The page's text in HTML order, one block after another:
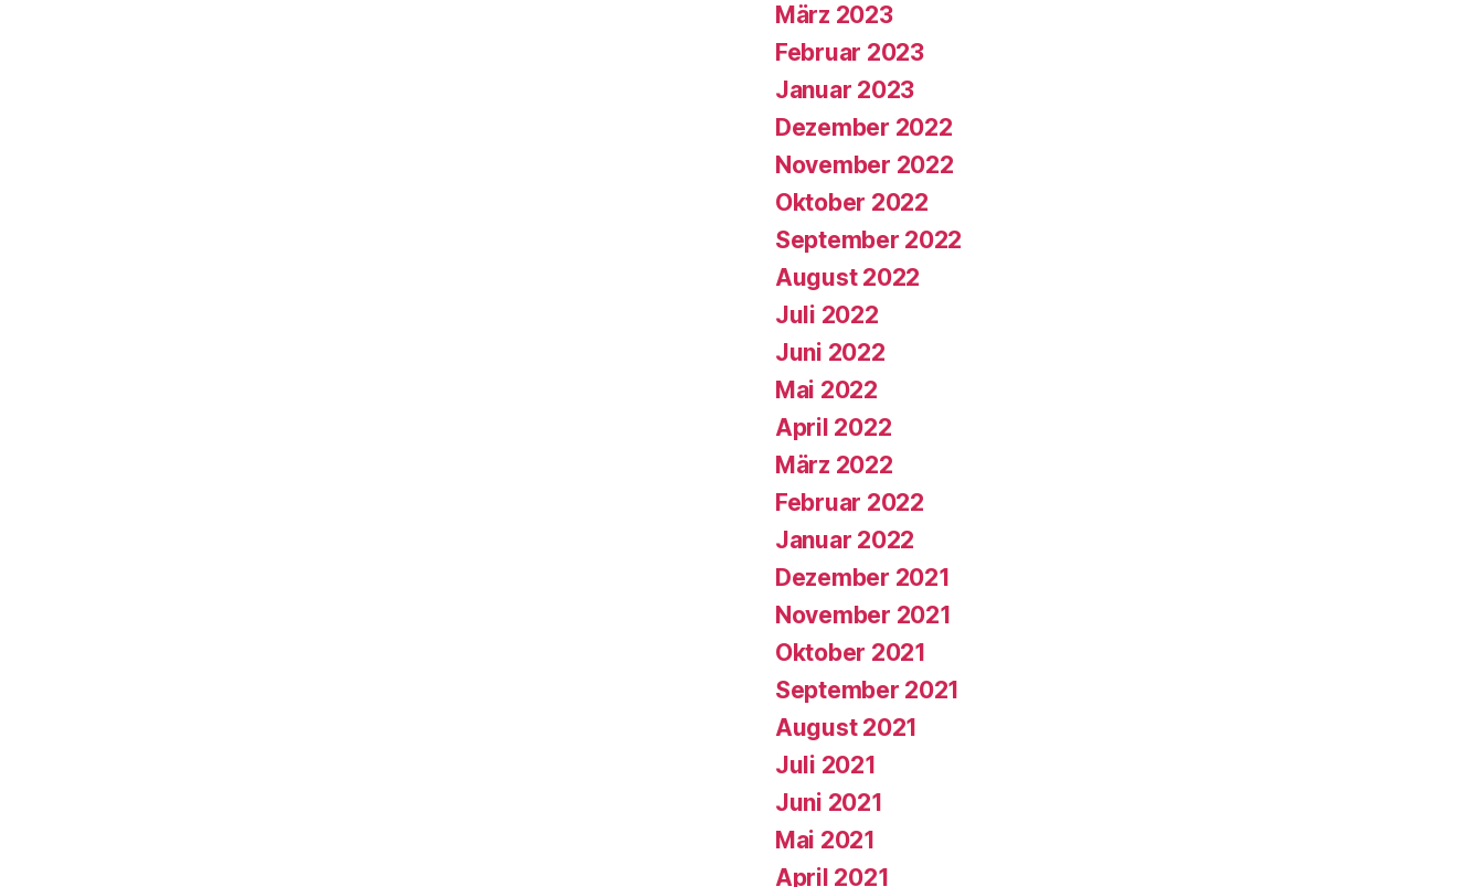
März 2023
Februar 2023
Januar 2023
Dezember 2022
November 2022
Oktober 2022
September 2022
August 2022
Juli 2022
Juni 2022
Mai 2022
April 2022
März 2022
Februar 2022
Januar 2022
Dezember 2021
November 2021
Oktober 2021
September 2021
August 2021
Juli 2021
Juni 2021
Mai 2021
April 2021